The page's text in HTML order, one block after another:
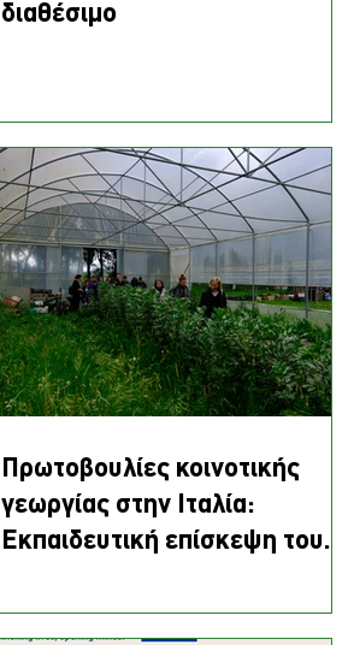
διαθέσιμο
Πρωτοβουλίες κοινοτικής
γεωργίας στην Ιταλία:
Εκπαιδευτική επίσκεψη του